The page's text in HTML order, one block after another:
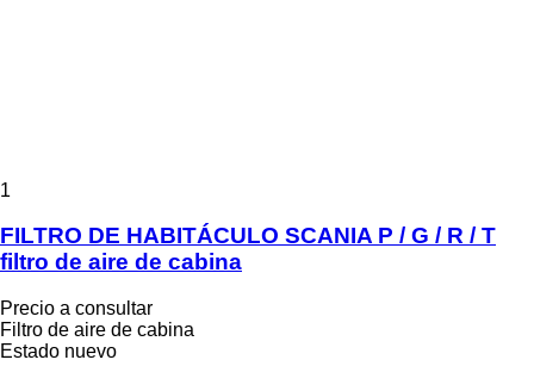
1
FILTRO DE HABITÁCULO SCANIA P / G / R / T
filtro de aire de cabina
Precio a consultar
Filtro de aire de cabina
Estado nuevo